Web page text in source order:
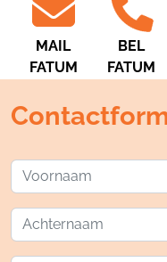
MAIL
FATUM
BEL
FATUM